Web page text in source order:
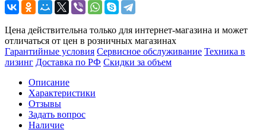
Цена действительна только для интернет-магазина и может
отличаться от цен в розничных магазинах
Гарантийные условия Сервисное обслуживание Техника в
лизинг Доставка по РФ Скидки за объем
Описание
Характеристики
Отзывы
Задать вопрос
Наличие